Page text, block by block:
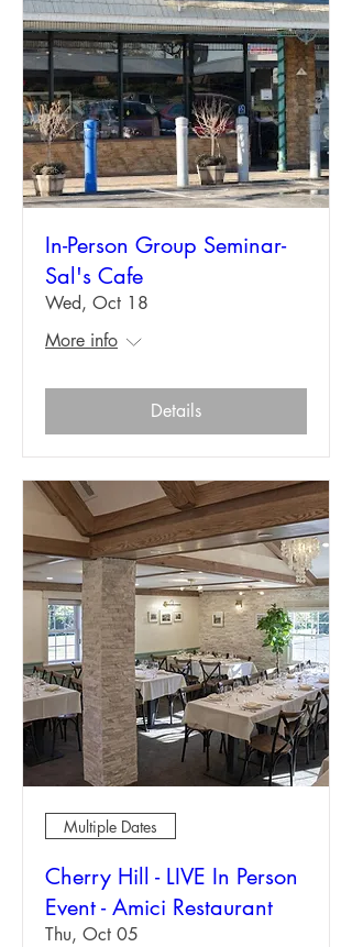
In-Person Group Seminar-
Sal's Cafe
Wed, Oct 18
More info
Details
Multiple Dates
Cherry Hill - LIVE In Person
Event - Amici Restaurant
Thu, Oct 05